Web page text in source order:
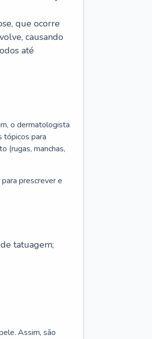
que ocorre
causando
até
o dermatologista
tópicos para
(rugas, manchas,
prescrever e
tatuagem;
Assim, são